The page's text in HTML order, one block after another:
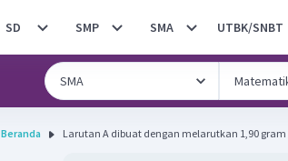
SD SMP SMA UTBK/SNBT
Beranda Larutan A dibuat dengan melarutkan 1,90 gram